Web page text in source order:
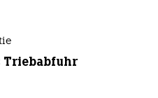
Triebabfuhr